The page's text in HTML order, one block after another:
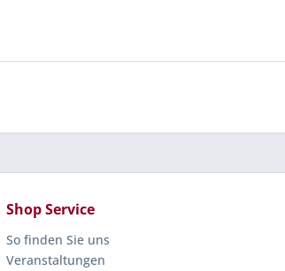
Shop Service
So finden Sie uns
Veranstaltungen